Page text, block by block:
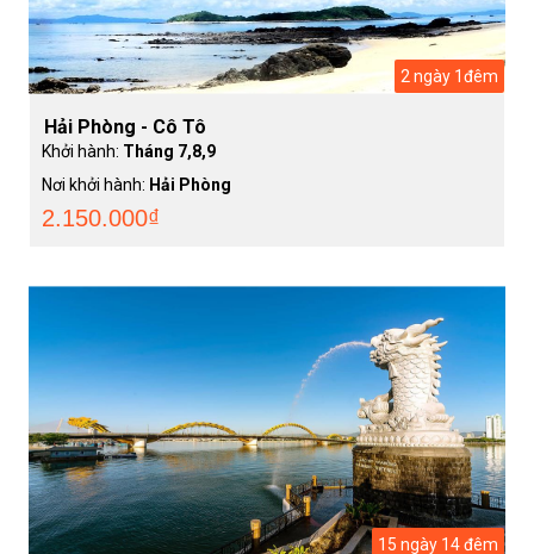
2 ngày 1đêm
Hải Phòng - Cô Tô
Khởi hành: Tháng 7,8,9
Nơi khởi hành: Hải Phòng
2.150.000₫
15 ngày 14 đêm